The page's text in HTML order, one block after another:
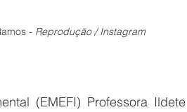
- Reprodução / Instagram
(EMEFI) Professora Ildete